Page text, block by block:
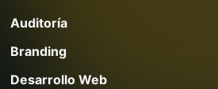
Auditoría
Branding
Desarrollo Web